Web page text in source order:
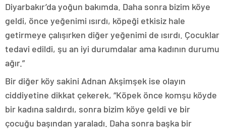
Diyarbakır’da yoğun bakımda. Daha sonra bizim köye
geldi, önce yeğenimi ısırdı, köpeği etkisiz hale
getirmeye çalışırken diğer yeğenimi de ısırdı. Çocuklar
tedavi edildi, şu an iyi durumdalar ama kadının durumu
ağır.”
Bir diğer köy sakini Adnan Akşimşek ise olayın
ciddiyetine dikkat çekerek, “Köpek önce komşu köyde
bir kadına saldırdı, sonra bizim köye geldi ve bir
çocuğu başından yaraladı. Daha sonra başka bir